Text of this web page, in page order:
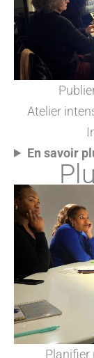
Atelier
En savoir
Planifier